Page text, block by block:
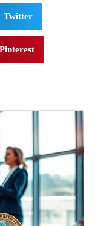
Twitter
Pinterest